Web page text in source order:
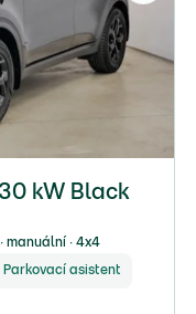
kW Black
manuální ∙ 4x4
Parkovací asistent